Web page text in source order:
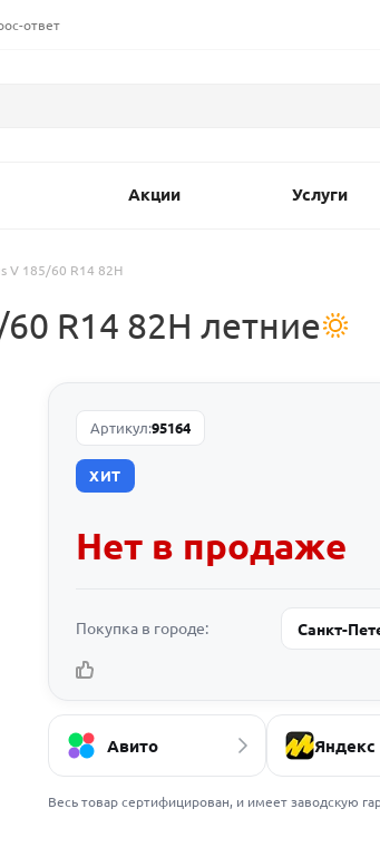
ответ
Акции Услуги
V 185/60 R14 82H
R14 82H летние
Артикул:95164
ХИТ
Нет в продаже
Покупка в городе: Санкт-
Авито
Весь товар сертифицирован, и имеет заводскую